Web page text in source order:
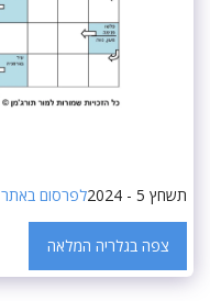
תשחץ 5 - 2024 לפרסום באתר
צפה בגלריה המלאה